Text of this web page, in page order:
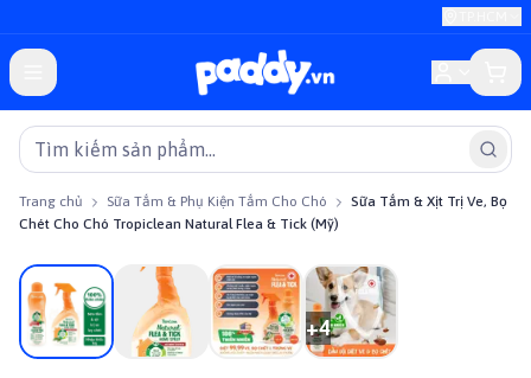
Trang chủ Sữa Tắm & Phụ Kiện Tắm Cho Chó
Sữa Tắm & Xịt Trị Ve, Bọ
Chét Cho Chó Tropiclean Natural Flea & Tick (Mỹ)
Giảm giá
+4